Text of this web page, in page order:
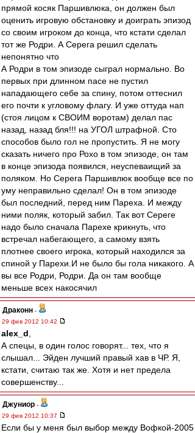
прямой косяк Паршивлюка, он должен был
оценить игровую обстановку и доиграть эпизод
со своим игроком до конца, что кстати сделал
тот же Родри. А Серега решил сделать
непонятно что
А Родри в том эпизоде сыграл нормально. Во
первых при длинном пасе не пустил
нападающего себе за спину, потом оттеснил
его почти к угловому флагу. И уже оттуда нап
(стоя лицом к СВОИМ воротам) делал пас
назад, назад бля!!! на УГОЛ штрафной. Сто
способов было гол не пропустить. Я не могу
сказать ничего про Рохо в том эпизоде, он там
в конце эпизода появился, неуспеваищий за
поляком. Но Серега Паршивлюк вообще все по
уму неправильно сделал! Он в том эпизоде
был последний, перед ним Пареха. И между
ними поляк, который забил. Так вот Сереге
надо было сначала Парехе крикнуть, что
встречал набегающего, а самому взять
плотнее своего игрока, который находился за
спиной у Парехи.И не было бы гола никакого. А
вы все Родри, Родри. Да он там вообще
меньше всех накосячил
Драконн -
29 фев 2012 10:42
alex_d
А спецы, в один голос говорят... тех, что я
слышал... Эйден лучший правый хав в ЧР. Я,
кстати, считаю так же. Хотя и нет предела
совершенству...
Джуниор -
29 фев 2012 10:37
Если бы у меня был выбор между Вофкой-2005